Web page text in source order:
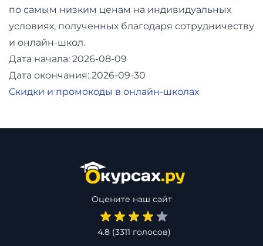
по самым низким ценам на индивидуальных
условиях, полученных благодаря сотрудничеству
и онлайн-школ.
Дата начала: 2026-08-09
Дата окончания: 2026-09-30
Скидки и промокоды в онлайн-школах
Оцените наш сайт
4.8(3311 голосов)